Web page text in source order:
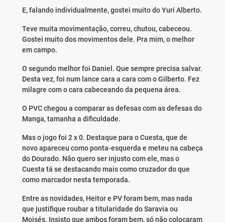
E, falando individualmente, gostei muito do Yuri Alberto.
Teve muita movimentação, correu, chutou, cabeceou.
Gostei muito dos movimentos dele. Pra mim, o melhor
em campo.
O segundo melhor foi Daniel. Que sempre precisa salvar.
Desta vez, foi num lance cara a cara com o Gilberto. Fez
milagre com o cara cabeceando da pequena área.
O PVC chegou a comparar as defesas com as defesas do
Manga, tamanha a dificuldade.
Mas o jogo foi 2 x 0. Destaque para o Cuesta, que de
novo apareceu como ponta-esquerda e meteu na cabeça
do Dourado. Não quero ser injusto com ele, mas o
Cuesta tá se destacando mais como cruzador do que
como marcador nesta temporada.
Entre as novidades, Heitor e PV foram bem, mas nada
que justifique roubar a titularidade do Saravia ou
Moisés. Insisto que ambos foram bem, só não colocaram